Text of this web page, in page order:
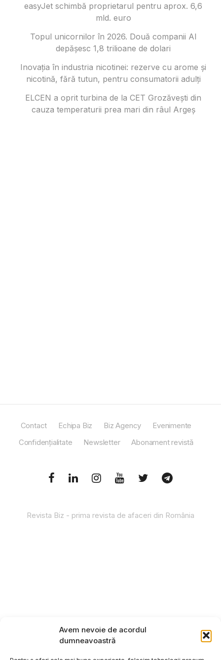
Avem nevoie de acordul
dumneavoastră
easyJet schimbă proprietarul pentru aprox. 6,6
mld. euro
Topul unicornilor în 2026. Două companii AI
depășesc 1,8 trilioane de dolari
Inovația în industria nicotinei: rezerve cu arome și
nicotină, fără tutun, pentru consumatorii adulți
ELCEN a oprit turbina de la CET Grozăvești din
cauza temperaturii prea mari din râul Argeș
Contact Echipa Biz Biz Agency
Evenimente
Confidențialitate
Newsletter Abonament revistă
Revista Biz - prima revista de afaceri din România